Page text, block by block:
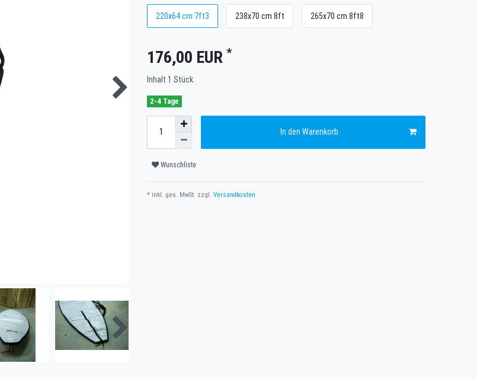
220x64 cm 7ft3 238x70 cm 8ft 265x70 cm 8ft8
176,00 EUR *
Inhalt 1 Stück
2-4 Tage
In den Warenkorb
Wunschliste
* inkl. ges. MwSt. zzgl. Versandkosten